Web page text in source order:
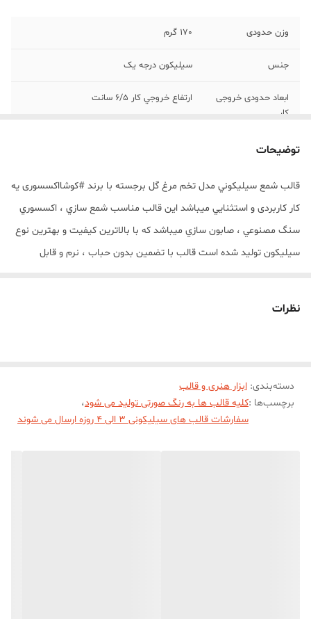
وزن حدودی 170 گرم
جنس سیلیکون درجه یک
ابعاد حدودی خروجی
کار
ارتفاع خروجي کار 6/5 سانت
سایر توضیحات
توضیحات
قالب شمع سيليکوني مدل تخم مرغ گل برجسته با برند #کوشااکسسوری يه
کار کاربردی و استثنايي ميباشد اين قالب مناسب شمع سازي ، اکسسوري
سنگ مصنوعي ، صابون سازي ميباشد که با بالاترين کيفيت و بهترين نوع
سيليکون توليد شده است قالب با تضمين بدون حباب ، نرم و قابل
نظرات
دسته‌بندی: ابزار هنری و قالب
برچسب‌ها :کلیه قالب ها به رنگ صورتی تولید می شود،
سفارشات قالب های سیلیکونی 3 الی 4 روزه ارسال می شوند